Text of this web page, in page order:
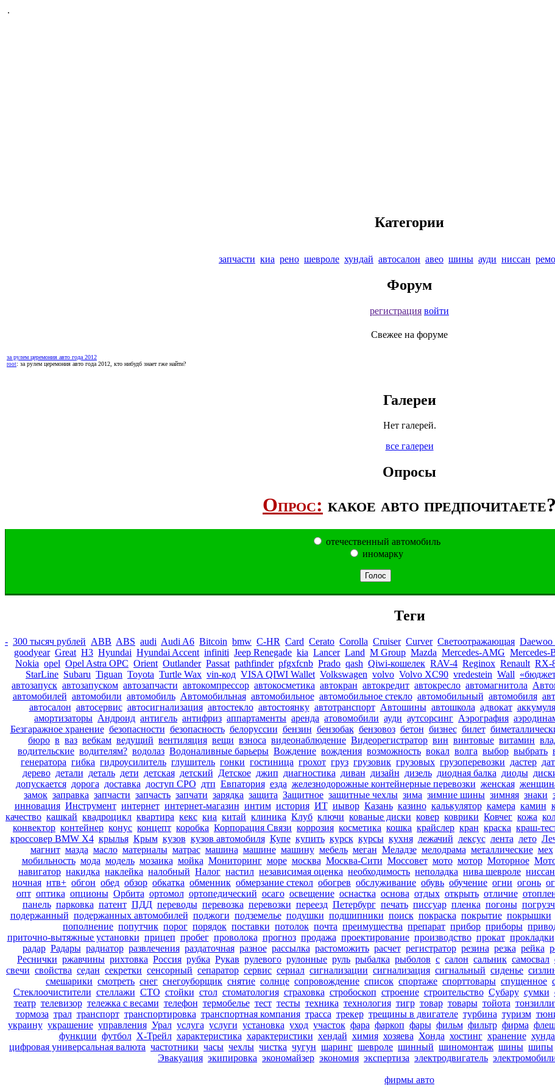
.
Категории
запчасти киа рено шевроле хундай автосалон авео шины ауди ниссан
Форум
регистрация войти
Свежее на форуме
за рулем церемония авто года 2012
root: за рулем церемония авто года 2012, кто нибудб знает гже найти?
Галереи
Нет галерей.
все галереи
Опросы
Опрос: какое авто предпочитаете?
отечественный автомобиль
иномарку
Теги
- 300 тысяч рублей ABB ABS audi Audi A6 Bitcoin bmw C-HR Card Cerato Corolla Cruiser Curver Cветоотражающая Daewoo
goodyear Great H3 Hyundai Hyundai Accent infiniti Jeep Renegade kia Lancer Land M Group Mazda Mercedes-AMG Mercedes-
Nokia opel Opel Astra OPC Orient Outlander Passat pathfinder pfgxfcnb Prado qash Qiwi-кошелек RAV-4 Reginox Renault RX-
StarLine Subaru Tiguan Toyota Turtle Wax vin-код VISA QIWI Wallet Volkswagen volvo Volvo XC90 vredestein Wall
автозапуск автозапуском автозапчасти автокомпрессор автокосметика автокран автокредит автокресло автомагнитола
автомобилей автомобили автомобиль Автомобильная автомобильное автомобильное стекло автомобильный автомобиля
автосалон автосервис автосигнализация автостекло автостоянку автотранспорт Автошины автошкола адвокат
амортизаторы Андроид антигель антифриз аппартаменты аренда атовомобили ауди аутсорсинг Аэрография
Безгаражное хранение безопасности безопасность белоруссии бензин бензобак бензовоз бетон бизнес билет
бюро в ваз вебкам ведущий вентиляция вещи взноса видеонаблюдение Видеорегистратор вин винтовые витамин
водительские водителям? водолаз Водоналивные барьеры Вождение вождения возможность вокал волга выбор выбрать
генератора гибка гидроусилитель глушитель гонки гостиница грохот груз грузовик грузовых грузоперевозки дастер
дерево детали деталь дети детская детский Детское джип диагностика диван дизайн дизель диодная балка диоды
допускается дорога доставка доступ СРО дтп Евпатория езда железнодорожные контейнерные перевозки женская
замок заправка запчасти запчасть запчати зарядка защита Защитное защитные чехлы зима зимние шины зимняя знаки
инновация Инструмент интернет интернет-магазин интим история ИТ иывор Казань казино калькулятор камера камин
качество кашкай квадроцикл квартира кекс киа китай клиника Клуб ключи кованые диски ковер коврики Ковчег кожа
конвектор контейнер конус концепт коробка Корпорация Связи коррозия косметика кошка крайслер кран краска краш-
кроссовер BMW X4 крылья Крым кузов кузов автомобиля Купе купить курск курсы кухня лежачий лексус лента лето
магнит мазда масло материалы матрас машина машине машину мебель меган Меладзе мелодрама металлические мех
мобильность мода модель мозаика мойка Мониторинг море москва Москва-Сити Моссовет мото мотор Моторное
навигатор накидка наклейка налобный Налог настил независимая оценка необходимость неполадка нива шевроле ниссан
ночная нтв+ обгон обед обзор обкатка обменник обмерзание стекол обогрев обслуживание обувь обучение огни огонь
опт оптика опционы Орбита ортомол ортопедический осаго освещение оснастка основа отдых открыть отличие
панель парковка патент ПДД переводы перевозка перевозки переезд Петербург печать писсуар пленка погоны
подержанный подержанных автомобилей поджоги подземелье подушки подшипники поиск покраска покрытие покрышки
пополнение попутчик порог порядок поставки потолок почта преимущества препарат прибор приборы
приточно-вытяжные установки прицеп пробег проволока прогноз продажа проектирование производство прокат прокладки
радар Радары радиатор развлечения раздаточная разное рассылка растоможить расчет регистратор резина резка рейка
Реснички ржавчины рихтовка Россия рубка Рукав рулевого рулонные руль рыбалка рыболов с салон сальник самосвал
свечи свойства седан секретки сенсорный сепаратор сервис сериал сигнализации сигнализация сигнальный сиденье
смешарики смотреть снег снегоуборщик снятие солнце сопровождение список спортаже спорттовары спущенное
Стеклоочистители стеллажи СТО стойки стол стоматология страховка стробоскоп строение строительство Субару сумки
театр телевизор тележка с весами телефон термобелье тест тесты техника технология тигр товар товары тойота
тормоза трал транспорт транспортировка транспортная компания трасса трекер трещины в двигателе турбина туризм
украину украшение управления Урал услуга услуги установка уход участок фара фаркоп фары фильм фильтр фирма
функции футбол Х-Трейл характеристика характеристики хендай химия хозяева Хонда хостинг хранение
цифровая универсальная валюта частотники часы чехлы чистка чугун шаринг шевроле шинный шиномонтаж шины шипы
Эвакуация экипировка экономайзер экономия экспертиза электродвигатель
фирмы авто